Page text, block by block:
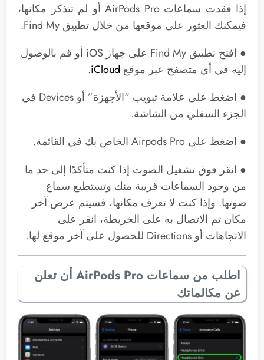
إذا فقدت سماعات ‌AirPods Pro‌ أو لم تتذكر مكانها،
فيمكنك العثور على موقعها من خلال تطبيق Find My.
● افتح تطبيق Find My على جهاز iOS أو قم بالوصول
إليه في أي متصفح عبر موقع iCloud
.
● اضغط على علامة تبويب “الأجهزة” أو Devices في
الجزء السفلي من الشاشة.
● اضغط على Airpods Pro الخاص بك في القائمة.
● انقر فوق تشغيل الصوت إذا كنت متأكدًا إلى حد ما
من وجود السماعات قريبة منك وتستطيع سماع
صوتها. وإذا كنت لا تعرف مكانها، فسيتم عرض آخر
مكان تم الاتصال به على الخريطة، انقر على
الاتجاهات أو Directions للحصول على آخر موقع لها.
اطلب من سماعات ‌AirPods Pro‌ أن تعلن
عن مكالماتك